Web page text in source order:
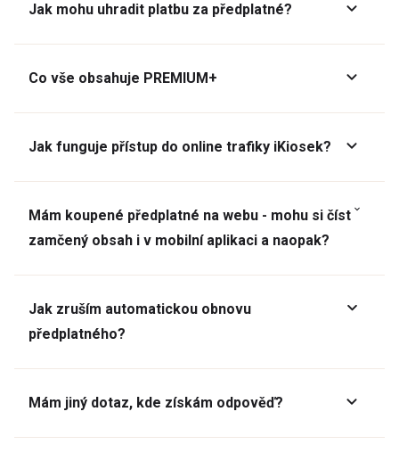
Jak mohu uhradit platbu za předplatné?
Co vše obsahuje PREMIUM+
Jak funguje přístup do online trafiky iKiosek?
Mám koupené předplatné na webu - mohu si číst
zamčený obsah i v mobilní aplikaci a naopak?
Jak zruším automatickou obnovu
předplatného?
Mám jiný dotaz, kde získám odpověď?